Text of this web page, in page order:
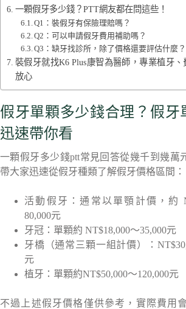
一顆假牙多少錢？PTT網友都在問這些！
Q1：裝假牙有保險理賠嗎？
Q2：可以申請假牙費用補助嗎？
Q3：缺牙找診所，除了價格還要評估什麼？
裝假牙就找K6 Plus康智為醫師，專業植牙、
放心
假牙單顆多少錢合理？假牙
迅速帶你看
一顆假牙多少錢ptt常見回答從幾千到幾萬
帶大家迅速從假牙種類了解假牙價格區間：
活動假牙：通常以單顎計價，約
80,000元
牙冠：單顆約 NT$18,000～35,000元
牙橋（通常三顆一組計價）：
元
植牙：單顆約NT$50,000～120,000元
不過上述假牙價格僅供參考，實際費用